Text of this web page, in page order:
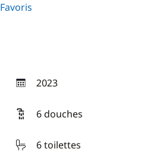
Favoris
2023
année
6 douches
6 toilettes